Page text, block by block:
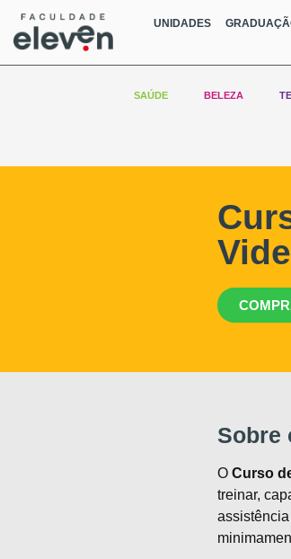
UNIDADES
SAÚDE BELEZA
Sobre
O Curso
treinar,